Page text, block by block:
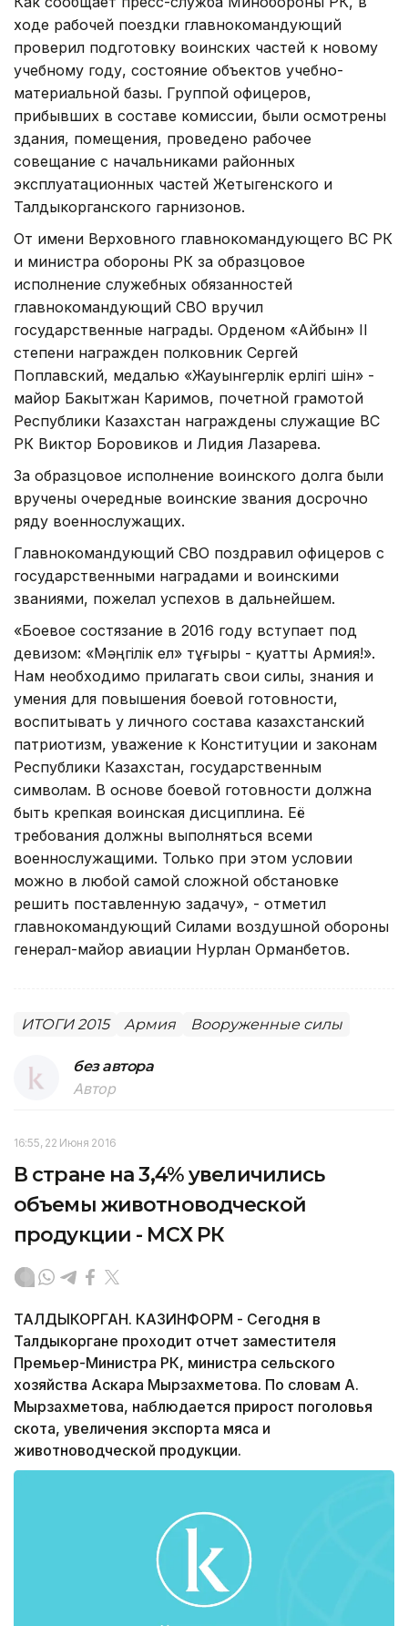
ходе рабочей поездки главнокомандующий
проверил подготовку воинских частей к новому
учебному году, состояние объектов учебно-
материальной базы. Группой офицеров,
прибывших в составе комиссии, были осмотрены
здания, помещения, проведено рабочее
совещание с начальниками районных
эксплуатационных частей Жетыгенского и
Талдыкорганского гарнизонов.
От имени Верховного главнокомандующего ВС РК
и министра обороны РК за образцовое
исполнение служебных обязанностей
главнокомандующий СВО вручил
государственные награды. Орденом «Айбын» II
степени награжден полковник Сергей
Поплавский, медалью «Жауынгерлік ерлігі үшін» -
майор Бакытжан Каримов, почетной грамотой
Республики Казахстан награждены служащие ВС
РК Виктор Боровиков и Лидия Лазарева.
За образцовое исполнение воинского долга были
вручены очередные воинские звания досрочно
ряду военнослужащих.
Главнокомандующий СВО поздравил офицеров с
государственными наградами и воинскими
званиями, пожелал успехов в дальнейшем.
«Боевое состязание в 2016 году вступает под
девизом: «Мәңгілік ел» тұғыры - қуатты Армия!».
Нам необходимо прилагать свои силы, знания и
умения для повышения боевой готовности,
воспитывать у личного состава казахстанский
патриотизм, уважение к Конституции и законам
Республики Казахстан, государственным
символам. В основе боевой готовности должна
быть крепкая воинская дисциплина. Её
требования должны выполняться всеми
военнослужащими. Только при этом условии
можно в любой самой сложной обстановке
решить поставленную задачу», - отметил
главнокомандующий Силами воздушной обороны
генерал-майор авиации Нурлан Орманбетов.
ИТОГИ 2015 Армия Вооруженные силы
без автора
Автор
16:55, 22 Июня 2016
В стране на 3,4% увеличились
объемы животноводческой
продукции - МСХ РК
ТАЛДЫКОРГАН. КАЗИНФОРМ - Сегодня в
Талдыкоргане проходит отчет заместителя
Премьер-Министра РК, министра сельского
хозяйства Аскара Мырзахметова. По словам А.
Мырзахметова, наблюдается прирост поголовья
скота, увеличения экспорта мяса и
животноводческой продукции.